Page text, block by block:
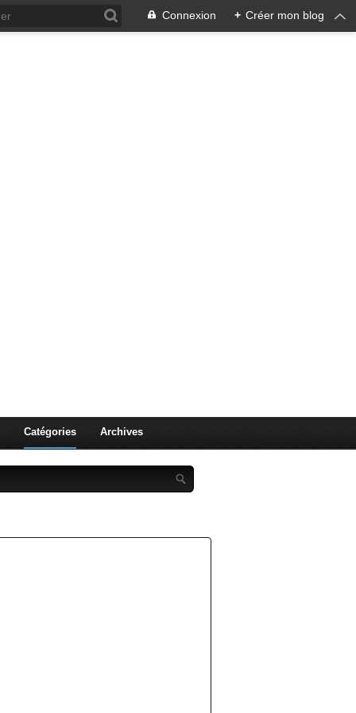
Connexion + Créer mon blog
Catégories Archives